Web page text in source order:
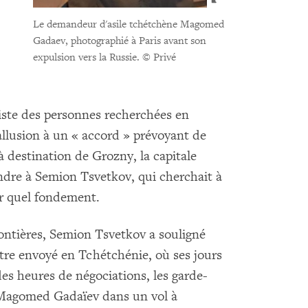
Le demandeur d'asile tchétchène Magomed
Gadaev, photographié à Paris avant son
expulsion vers la Russie. © Privé
des personnes recherchées en
à un « accord » prévoyant de
destination de Grozny, la capitale
à Semion Tsvetkov, qui cherchait à
quel fondement.
Semion Tsvetkov a souligné
envoyé en Tchétchénie, où ses jours
heures de négociations, les garde-
Gadaïev dans un vol à